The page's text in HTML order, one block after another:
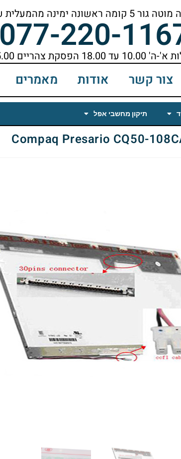
ימינה מהמעלית עד הסוף 077-220- צהריים 14.00-15.00
צור קשר אודות מאמרים
תיקון מחשבי אפל